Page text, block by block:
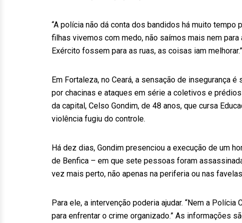
“A polícia não dá conta dos bandidos há muito tempo
filhas vivemos com medo, não saímos mais nem
Exército fossem para as ruas, as coisas iam melhorar.”
Em Fortaleza, no Ceará, a sensação de insegurança
por chacinas e ataques em série a coletivos e
da capital, Celso Gondim, de 48 anos, que cursa
violência fugiu do controle.
Há dez dias, Gondim presenciou a execução de um
de Benfica – em que sete pessoas foram
vez mais perto, não apenas na periferia ou nas
Para ele, a intervenção poderia ajudar. “Nem a
para enfrentar o crime organizado.” As informações